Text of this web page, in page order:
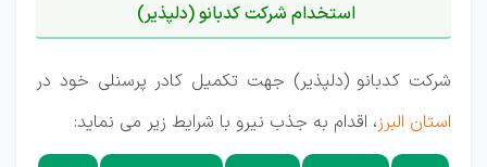
استخدام شرکت کدبانو (دلپذیر)
شرکت کدبانو (دلپذیر) جهت تکمیل کادر پرسنلی خود در
استان البرز، اقدام به جذب نیرو با شرایط زیر می نماید: